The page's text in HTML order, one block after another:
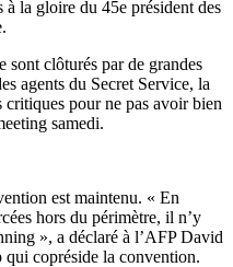
à la gloire du 45e président des
sont clôturés par de grandes
agents du Secret Service, la
pour ne pas avoir bien
samedi.
est maintenu. « En
hors du périmètre, il n’y
», a déclaré à l’AFP David
copréside la convention.